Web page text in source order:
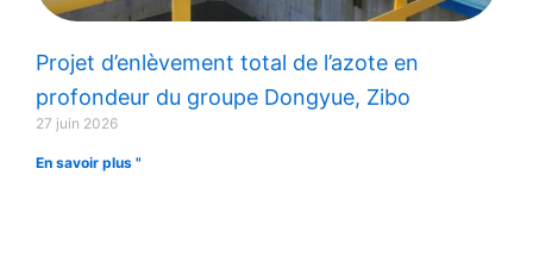
Projet d’enlèvement total de l’azote en
profondeur du groupe Dongyue, Zibo
27 juin 2026
En savoir plus "